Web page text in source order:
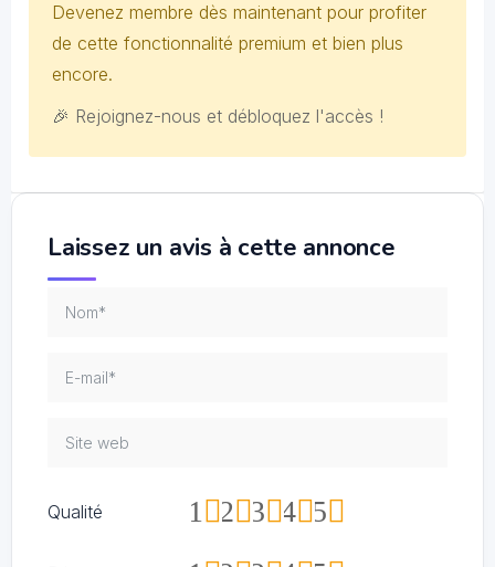
Devenez membre dès maintenant pour profiter
de cette fonctionnalité premium et bien plus
encore.
🎉 Rejoignez-nous et débloquez l'accès !
Laissez un avis à cette annonce
Qualité 5
4
3
2
1